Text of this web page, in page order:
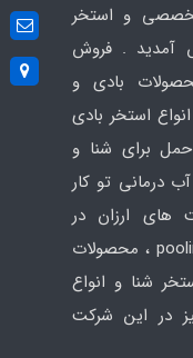
و استخر
. فروش
بادی و
استخر بادی
حمل برای شنا و
درمانی تو کار
های ارزان در
نمایندگی سایت poolinteks.ir ، محصولات
شنا و انواع
در این شرکت